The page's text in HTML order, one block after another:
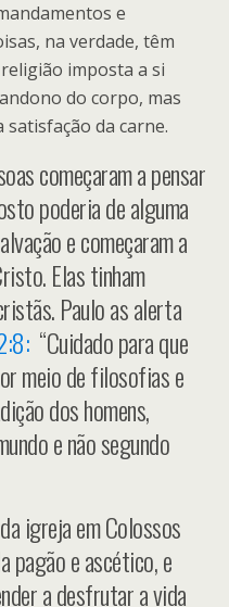
e
na verdade, têm
imposta a si
do corpo, mas
da carne.
começaram a pensar
poderia de alguma
e começaram a
Elas tinham
Paulo as alerta
“Cuidado para que
meio de filosofias e
dos homens,
e não segundo
igreja em Colossos
pagão e ascético, e
a desfrutar a vida